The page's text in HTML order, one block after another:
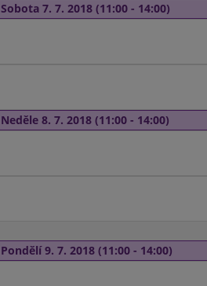
Sobota 7. 7. 2018 (11:00 - 14:00)
Neděle 8. 7. 2018 (11:00 - 14:00)
Pondělí 9. 7. 2018 (11:00 - 14:00)